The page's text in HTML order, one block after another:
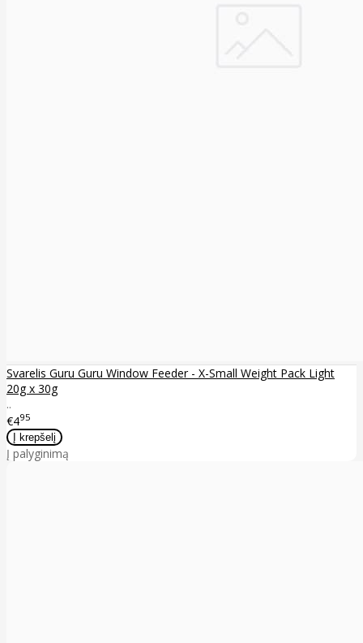
Svarelis Guru Guru Window Feeder - X-Small Weight Pack Light
20g x 30g
..
€495
Į palyginimą